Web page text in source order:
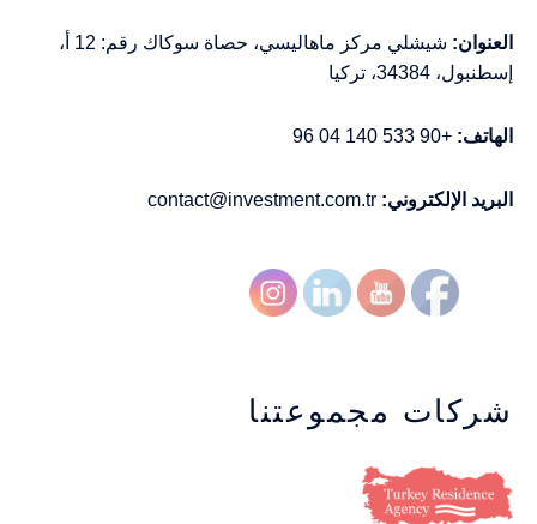
العنوان:
شيشلي مركز ماهاليسي، حصاة سوكاك رقم: 12 أ،
إسطنبول، 34384، تركيا
الهاتف: +90 533 140 04 96
البريد الإلكتروني: contact@investment.com.tr
شركات مجموعتنا